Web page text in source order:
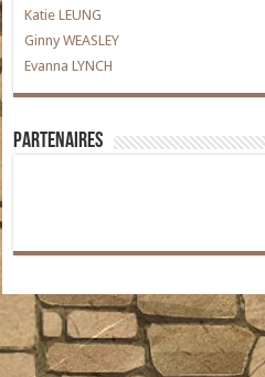
Katie LEUNG
Ginny WEASLEY
Evanna LYNCH
Partenaires